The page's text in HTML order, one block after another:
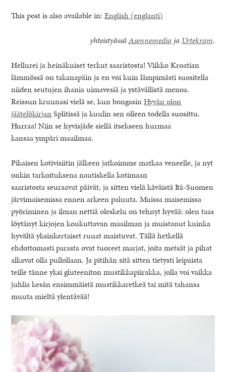
healthy living + good
This post is also available in:English (englanti)
yhteistyössäAsennemediaja Urtekram.
Hellurei ja heinäkuiset terkut saaristosta! Viikko Kroatian
lämmössä on takanapäin ja en voi kuin lämpimästi suositella
niiden seutujen ihania uimavesiä ja ystävällistä menoa.
Reissun kruunasi vielä se, kun bongasinHyvän olon
jäätelökirjanSplitissä ja kuulin sen olleen todella suosittu.
Hurraa! Niin se hyvisjäde siellä itsekseen hurmaa
kansaa ympäri maailmaa.
Pikaisen kotivisiitin jälkeen jatkoimme matkaa veneelle, ja nyt
onkin tarkoituksena nautiskella kotimaan
saaristosta seuraavat päivät, ja sitten vielä käväistä Itä-Suomen
järvimaisemissa ennen arkeen paluuta. Muissa maisemissa
pyöriminen ja ilman nettiä oleskelu on tehnyt hyvää: olen taas
löytänyt kirjojen koukuttavan maailman ja muistanut kuinka
hyvältä yksinkertaiset ruuat maistuvat. Tällä hetkellä
ehdottomasti parasta ovat tuoreet marjat, joita metsät ja pihat
alkavat olla pullollaan. Ja pitihän sitä sitten tietysti leipaista
teille tänne yksi gluteeniton mustikkapiirakka, jolla voi vaikka
juhlia kesän ensimmäistä mustikkaretkeä tai mitä tahansa
muuta mieltä ylentävää!